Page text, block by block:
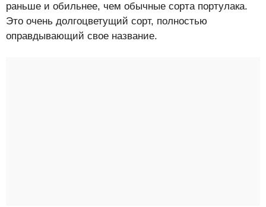
раньше и обильнее, чем обычные сорта портулака.
Это очень долгоцветущий сорт, полностью
оправдывающий свое название.